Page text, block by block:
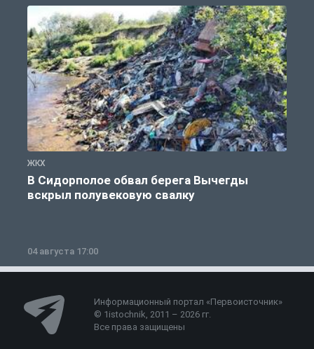
ЖКХ
В Сидорполое обвал берега Вычегды
вскрыл полувековую свалку
04 августа 17:00
Информационный портал «Первоисточник»
© 1istochnik, 2011 – 2026 гг.
Все права защищены